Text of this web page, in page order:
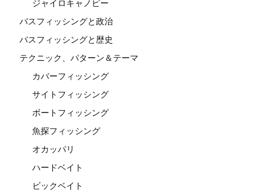
ジャイロキャノピー
バスフィッシングと政治
バスフィッシングと歴史
テクニック、パターン＆テーマ
カバーフィッシング
サイトフィッシング
ボートフィッシング
魚探フィッシング
オカッパリ
ハードベイト
ビックベイト